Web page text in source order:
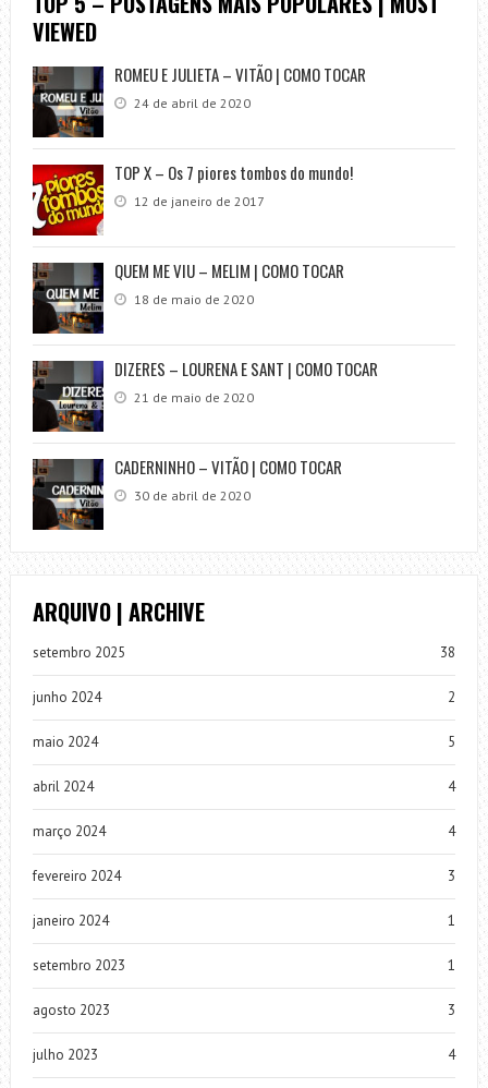
VIEWED
ROMEU E JULIETA – VITÃO | COMO TOCAR
24 de abril de 2020
TOP X – Os 7 piores tombos do mundo!
12 de janeiro de 2017
QUEM ME VIU – MELIM | COMO TOCAR
18 de maio de 2020
DIZERES – LOURENA E SANT | COMO TOCAR
21 de maio de 2020
CADERNINHO – VITÃO | COMO TOCAR
30 de abril de 2020
ARQUIVO | ARCHIVE
setembro 2025 38
junho 2024 2
maio 2024 5
abril 2024 4
março 2024 4
fevereiro 2024 3
janeiro 2024 1
setembro 2023 1
agosto 2023 3
julho 2023 4